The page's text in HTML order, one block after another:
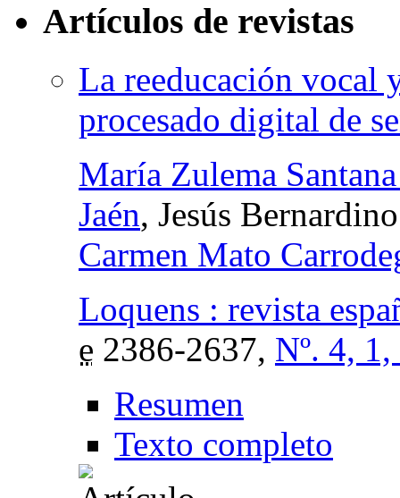
Artículos de revistas
La reeducación vocal
procesado digital de
María Zulema
Jaén, Jesús
Carmen Mato
Loquens : revista
e 2386-2637, Nº. 4,
Resumen
Texto completo